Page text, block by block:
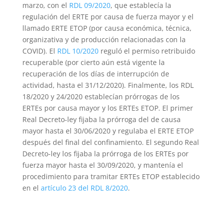
marzo, con el RDL 09/2020, que establecía la
regulación del ERTE por causa de fuerza mayor y el
llamado ERTE ETOP (por causa económica, técnica,
organizativa y de producción relacionadas con la
COVID). El RDL 10/2020reguló el permiso retribuido
recuperable (por cierto aún está vigente la
recuperación de los días de interrupción de
actividad, hasta el 31/12/2020). Finalmente, los RDL
18/2020 y 24/2020 establecían prórrogas de los
ERTEs por causa mayor y los ERTEs ETOP. El primer
Real Decreto-ley fijaba la prórroga del de causa
mayor hasta el 30/06/2020 y regulaba el ERTE ETOP
después del final del confinamiento. El segundo Real
Decreto-ley los fijaba la prórroga de los ERTEs por
fuerza mayor hasta el 30/09/2020, y mantenía el
procedimiento para tramitar ERTEs ETOP establecido
en el artículo 23 del RDL 8/2020.